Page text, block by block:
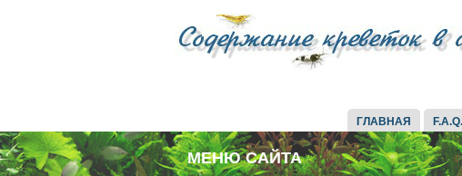
ГЛАВНАЯ F.A.Q.
МЕНЮ САЙТА